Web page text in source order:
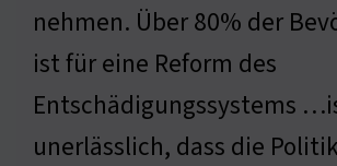
nehmen. Über 80% der
ist für eine Reform des
Entschädigungssystems
unerlässlich, dass die